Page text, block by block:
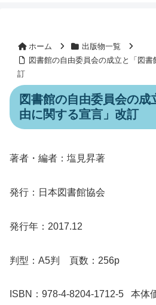
ホーム
出版物一覧
図書館の自由委員会の成立と「図
訂
図書館の自由委員会の成
由に関する宣言」改訂
著者・編者：塩見昇著
発行：日本図書館協会
発行年：2017.12
判型：A5判 頁数：256p
ISBN：978-4-8204-1712-5 本体